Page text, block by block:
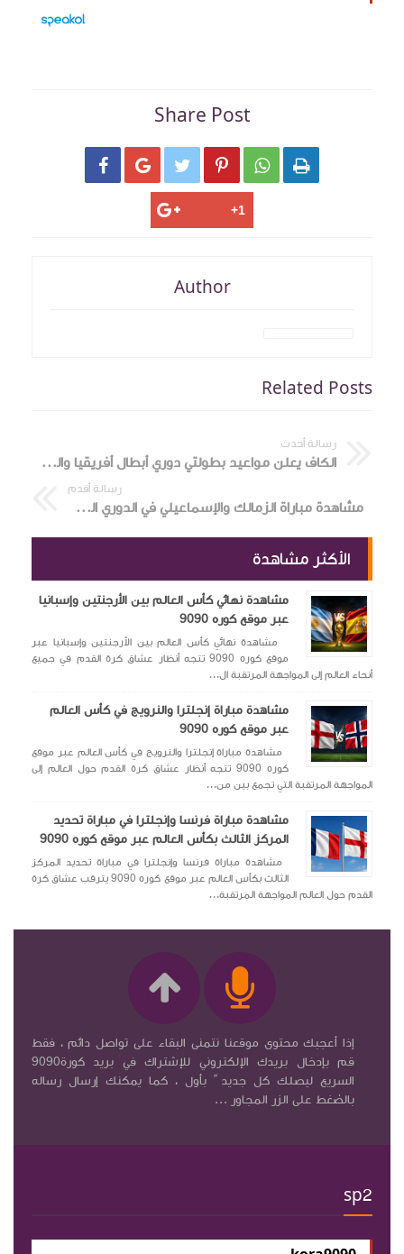
Share Post
     
Author
Related Posts
رسالة أحدث
الكاف يعلن مواعيد بطولتي دوري أبطال أفريقيا والكونفدرالية للموسم 2025-2026
رسالة أقدم
مشاهدة مباراة الزمالك والإسماعيلي في الدوري المصري
الأكثر مشاهدة
مشاهدة نهائي كأس العالم بين الأرجنتين وإسبانيا
عبر موقع كوره 9090
مشاهدة نهائي كأس العالم بين الأرجنتين وإسبانيا عبر
موقع كوره 9090 تتجه أنظار عشاق كرة القدم في جميع
أنحاء العالم إلى المواجهة المرتقبة ال...
مشاهدة مباراة إنجلترا والنرويج في كأس العالم
عبر موقع كوره 9090
مشاهدة مباراة إنجلترا والنرويج في كأس العالم عبر موقع
كوره 9090 تتجه أنظار عشاق كرة القدم حول العالم إلى
المواجهة المرتقبة التي تجمع بين من...
مشاهدة مباراة فرنسا وإنجلترا في مباراة تحديد
المركز الثالث بكأس العالم عبر موقع كوره 9090
مشاهدة مباراة فرنسا وإنجلترا في مباراة تحديد المركز
الثالث بكأس العالم عبر موقع كوره 9090 يترقب عشاق كرة
القدم حول العالم المواجهة المرتقبة...
إذا أعجبك محتوى موقعنا نتمنى البقاء على تواصل دائم ، فقط
قم بإدخال بريدك الإلكتروني للإشتراك في بريد كورة9090
السريع ليصلك كل جديد ً بأول ، كما يمكنك إرسال رساله
بالضغط على الزر المجاور ...
sp2